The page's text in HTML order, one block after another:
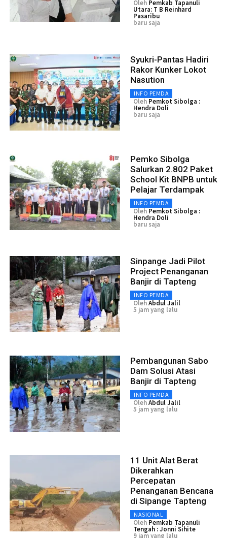
Oleh Pemkab Tapanuli
Utara: T B Reinhard
Pasaribu
baru saja
Syukri-Pantas Hadiri
Rakor Kunker Lokot
Nasution
INFO PEMDA
Oleh Pemkot Sibolga :
Hendra Doli
baru saja
Pemko Sibolga
Salurkan 2.802 Paket
School Kit BNPB untuk
Pelajar Terdampak
INFO PEMDA
Oleh Pemkot Sibolga :
Hendra Doli
baru saja
Sinpange Jadi Pilot
Project Penanganan
Banjir di Tapteng
INFO PEMDA
OlehAbdul Jalil
5 jam yang lalu
Pembangunan Sabo
Dam Solusi Atasi
Banjir di Tapteng
INFO PEMDA
OlehAbdul Jalil
5 jam yang lalu
11 Unit Alat Berat
Dikerahkan
Percepatan
Penanganan Bencana
di Sipange Tapteng
NASIONAL
Oleh Pemkab Tapanuli
Tengah : Jonni Sihite
9 jam yang lalu